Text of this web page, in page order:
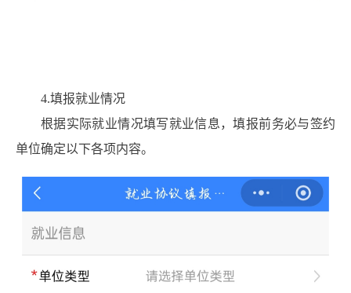
4.填报就业情况
根据实际就业情况填写就业信息，填报前务必与签约
单位确定以下各项内容。